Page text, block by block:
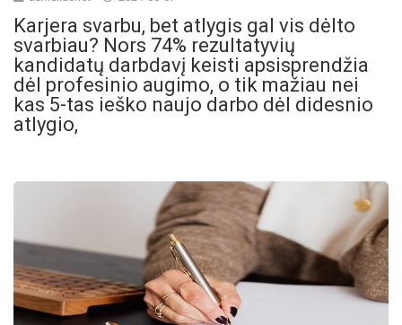
Karjera svarbu, bet atlygis gal vis dėlto
svarbiau? Nors 74% rezultatyvių
kandidatų darbdavį keisti apsisprendžia
dėl profesinio augimo, o tik mažiau nei
kas 5-tas ieško naujo darbo dėl didesnio
atlygio,